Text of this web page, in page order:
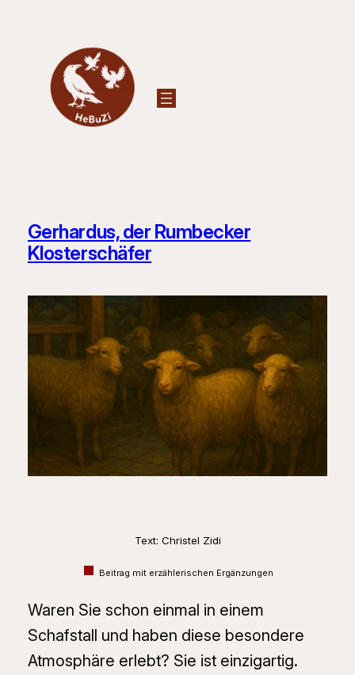
Gerhardus, der Rumbecker
Klosterschäfer
Text: Christel Zidi
Beitrag mit erzählerischen Ergänzungen
Waren Sie schon einmal in einem
Schafstall und haben diese besondere
Atmosphäre erlebt? Sie ist einzigartig.